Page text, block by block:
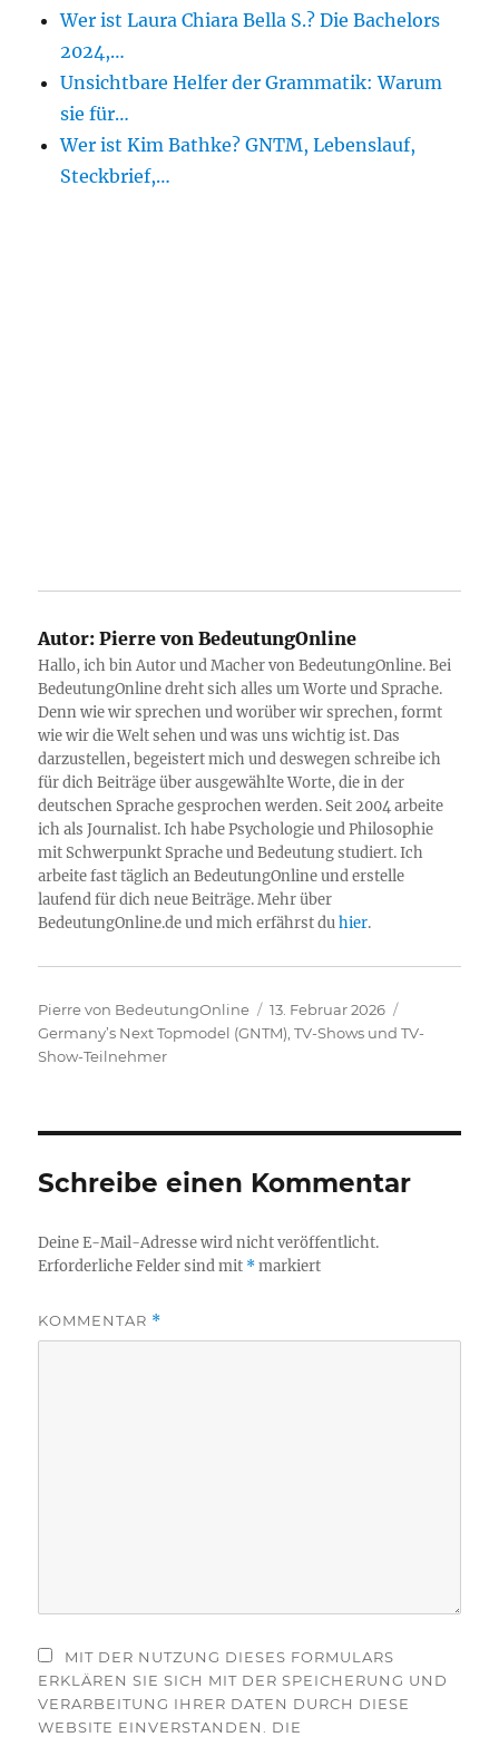
Wer ist Laura Chiara Bella S.? Die Bachelors
2024,…
Unsichtbare Helfer der Grammatik: Warum
sie für…
Wer ist Kim Bathke? GNTM, Lebenslauf,
Steckbrief,…
Autor: Pierre von BedeutungOnline
Hallo, ich bin Autor und Macher von BedeutungOnline. Bei
BedeutungOnline dreht sich alles um Worte und Sprache.
Denn wie wir sprechen und worüber wir sprechen, formt
wie wir die Welt sehen und was uns wichtig ist. Das
darzustellen, begeistert mich und deswegen schreibe ich
für dich Beiträge über ausgewählte Worte, die in der
deutschen Sprache gesprochen werden. Seit 2004 arbeite
ich als Journalist. Ich habe Psychologie und Philosophie
mit Schwerpunkt Sprache und Bedeutung studiert. Ich
arbeite fast täglich an BedeutungOnline und erstelle
laufend für dich neue Beiträge. Mehr über
BedeutungOnline.de und mich erfährst duhier.
Autor
Pierre von BedeutungOnline
Veröffentlicht
am
13. Februar 2026
Germany’s Next Topmodel (GNTM) ,TV-Shows und TV-
Show-Teilnehmer
Schreibe einen Kommentar
Deine E-Mail-Adresse wird nicht veröffentlicht.
Erforderliche Felder sind mit *markiert
KOMMENTAR *
MIT DER NUTZUNG DIESES FORMULARS
ERKLÄREN SIE SICH MIT DER SPEICHERUNG UND
VERARBEITUNG IHRER DATEN DURCH DIESE
WEBSITE EINVERSTANDEN. DIE